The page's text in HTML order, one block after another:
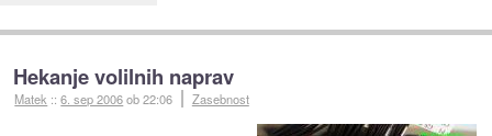
Hekanje volilnih naprav
Matek ::6. sep 2006ob 22:06 Zasebnost